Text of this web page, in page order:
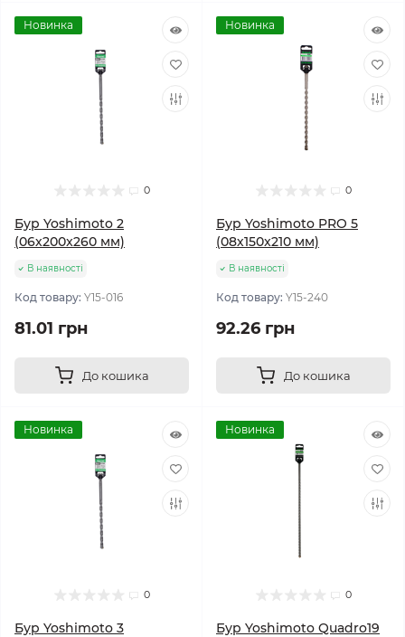
Новинка
0
Бур Yoshimoto 2
(06х200x260 мм)
В наявності
Код товару: Y15-016
81.01 грн
До кошика
Новинка
0
Бур Yoshimoto PRO 5
(08х150x210 мм)
В наявності
Код товару: Y15-240
92.26 грн
До кошика
Новинка
0
Бур Yoshimoto 3
Новинка
0
Бур Yoshimoto Quadro19